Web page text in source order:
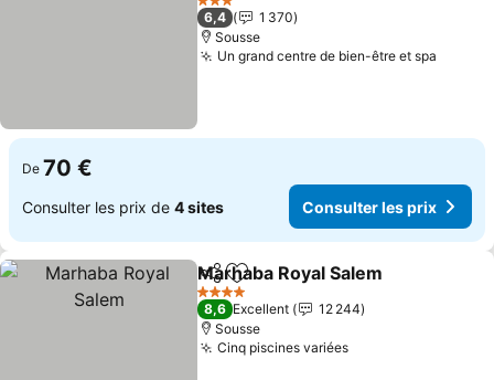
3 Étoiles
6,4
1 370
Sousse
Un grand centre de bien-être et spa
De 70 €
Consulter les prix de 4 sites Consulter les prix
PartagerAjouter à mes favoris
Marhaba Royal Salem
4 Étoiles
8,6 Excellent
12 244
Sousse
Cinq piscines variéesConsulter les prix